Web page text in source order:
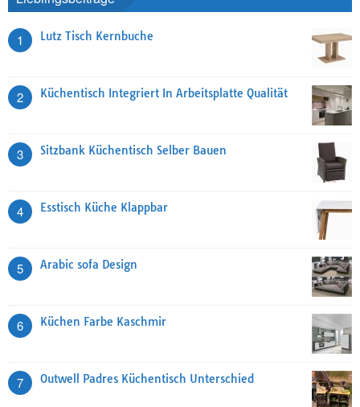
1 Lutz Tisch Kernbuche
2 Küchentisch Integriert In Arbeitsplatte Qualität
3 Sitzbank Küchentisch Selber Bauen
4 Esstisch Küche Klappbar
5 Arabic sofa Design
6 Küchen Farbe Kaschmir
7 Outwell Padres Küchentisch Unterschied